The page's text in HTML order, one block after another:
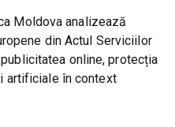
Moldova analizează
din Actul Serviciilor
online, protecția
artificiale în context